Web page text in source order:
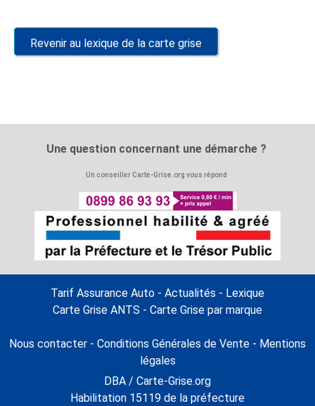
Revenir au lexique de la carte grise
Une question concernant une démarche ?
Un conseiller Carte-Grise.org vous répond
Tarif Assurance Auto - Actualités - Lexique
Carte Grise ANTS - Carte Grise par marque
Nous contacter - Conditions Générales de Vente - Mentions
légales
DBA / Carte-Grise.org
Habilitation 15119 de la préfecture